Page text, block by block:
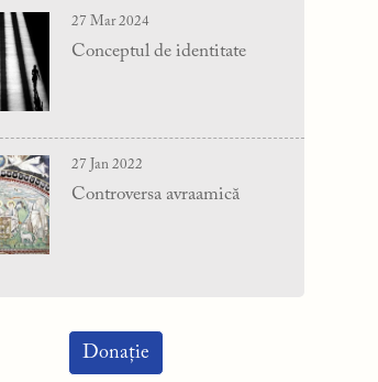
27 Mar 2024
Conceptul de identitate
27 Jan 2022
Controversa avraamică
Donație